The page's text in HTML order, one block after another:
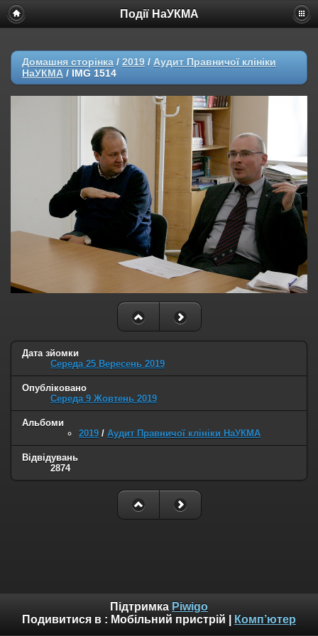
Події НаУКМА
Домашня сторінка / 2019 / Аудит Правничої клініки
НаУКМА / IMG 1514
Дата зйомки
Середа 25 Вересень 2019
Опубліковано
Середа 9 Жовтень 2019
Альбоми
2019 / Аудит Правничої клініки НаУКМА
Відвідувань
2874
Підтримка Piwigo
Подивитися в : Мобільний пристрій Комп’ютер